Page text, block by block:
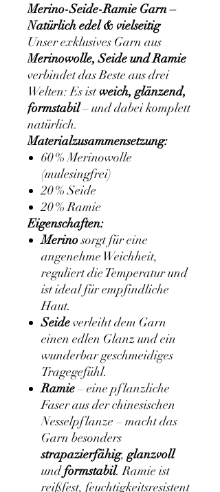
Merino-Seide-Ramie Garn –
Natürlich edel & vielseitig
Unser exklusives Garn aus
Merinowolle, Seide und Ramie
verbindet das Beste aus drei
Welten: Es istweich, glänzend,
formstabil– und dabei komplett
natürlich.
Materialzusammensetzung:
60 % Merinowolle
(mulesingfrei)
20 % Seide
20 % Ramie
Eigenschaften:
Merinosorgt für eine
angenehme Weichheit,
reguliert die Temperatur und
ist ideal für empfindliche
Haut.
Seideverleiht dem Garn
einen edlen Glanz und ein
wunderbar geschmeidiges
Tragegefühl.
Ramie– eine pflanzliche
Faser aus der chinesischen
Nesselpflanze – macht das
Garn besonders
strapazierfähig,glanzvoll
undformstabil. Ramie ist
reißfest, feuchtigkeitsresistent